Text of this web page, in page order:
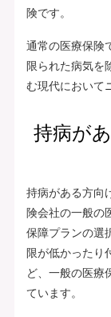
険です。
通常の医療保険
限られた病気を
む現代において
持病が
持病がある方向
険会社の一般の
保障プランの選
限が低かったり
ど、一般の医療
ています。